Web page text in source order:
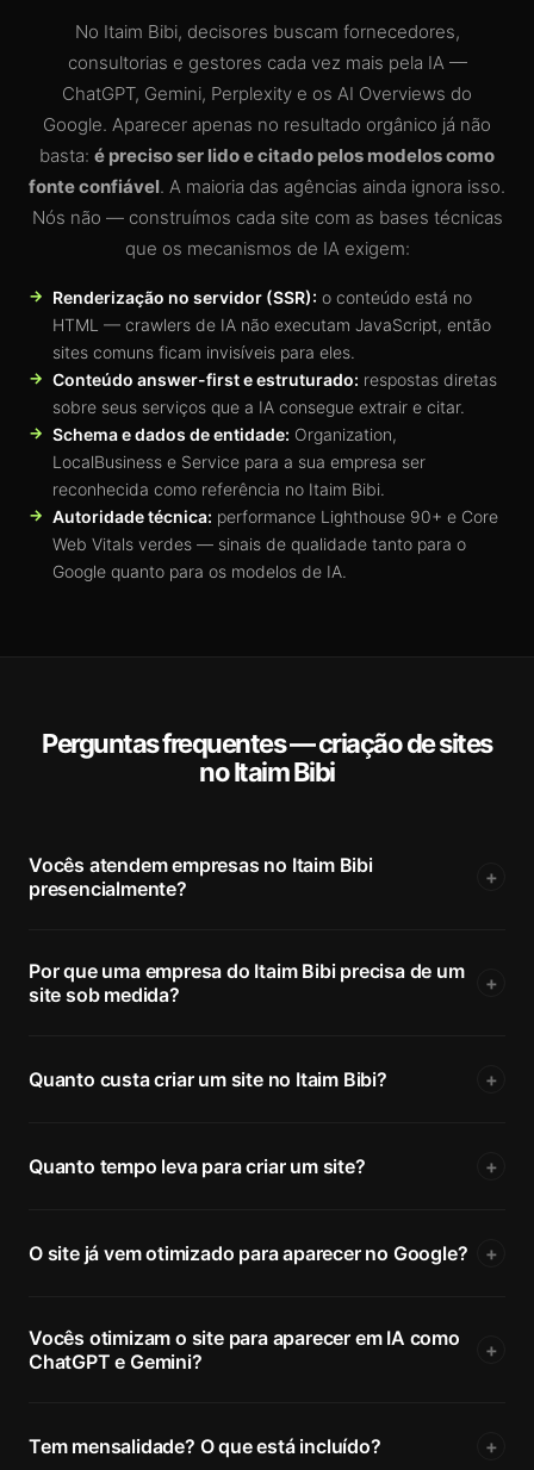
No Itaim Bibi, decisores buscam fornecedores,
consultorias e gestores cada vez mais pela IA —
ChatGPT, Gemini, Perplexity e os AI Overviews do
Google. Aparecer apenas no resultado orgânico já não
basta: é preciso ser lido e citado pelos modelos como
fonte confiável. A maioria das agências ainda ignora isso.
Nós não — construímos cada site com as bases técnicas
que os mecanismos de IA exigem:
Renderização no servidor (SSR): o conteúdo está no
HTML — crawlers de IA não executam JavaScript, então
sites comuns ficam invisíveis para eles.
Conteúdo answer-first e estruturado: respostas diretas
sobre seus serviços que a IA consegue extrair e citar.
Schema e dados de entidade: Organization,
LocalBusiness e Service para a sua empresa ser
reconhecida como referência no Itaim Bibi.
Autoridade técnica: performance Lighthouse 90+ e Core
Web Vitals verdes — sinais de qualidade tanto para o
Google quanto para os modelos de IA.
Perguntas frequentes — criação de sites
no Itaim Bibi
Vocês atendem empresas no Itaim Bibi
presencialmente?
+
Por que uma empresa do Itaim Bibi precisa de um
site sob medida?
+
Quanto custa criar um site no Itaim Bibi? +
Quanto tempo leva para criar um site? +
O site já vem otimizado para aparecer no Google? +
Vocês otimizam o site para aparecer em IA como
ChatGPT e Gemini?
+
Tem mensalidade? O que está incluído? +